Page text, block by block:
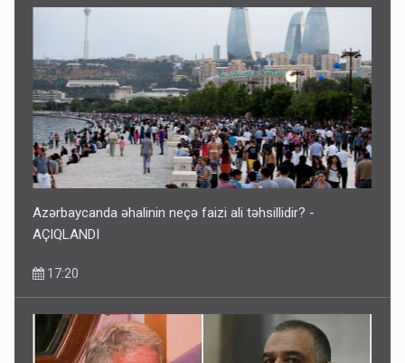
Azərbaycanda əhalinin neçə faizi ali təhsillidir? -
AÇIQLANDI
17:20